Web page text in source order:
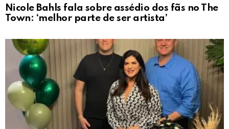
Nicole Bahls fala sobre assédio dos fãs no The
Town: ‘melhor parte de ser artista’